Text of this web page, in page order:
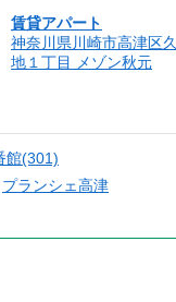
賃貸アパート
神奈川県川崎市高津区久
地１丁目 メゾン秋元
館(301)
プランシェ高津